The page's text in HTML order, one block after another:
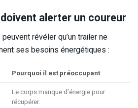
alerter un coureur
révéler qu’un trailer ne
ses besoins énergétiques :
Pourquoi il est préoccupant
Le corps manque d’énergie pour
récupérer.